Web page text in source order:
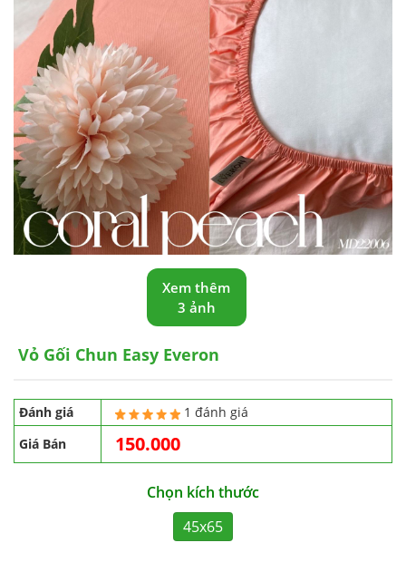
Xem thêm
3 ảnh
Vỏ Gối Chun Easy Everon
Đánh giá
1 đánh giá
Giá Bán
150.000
Chọn kích thước
45x65